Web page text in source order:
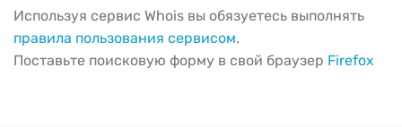
Используя сервис Whois вы обязуетесь выполнять
правила пользования сервисом.
Поставьте поисковую форму в свой браузер Firefox